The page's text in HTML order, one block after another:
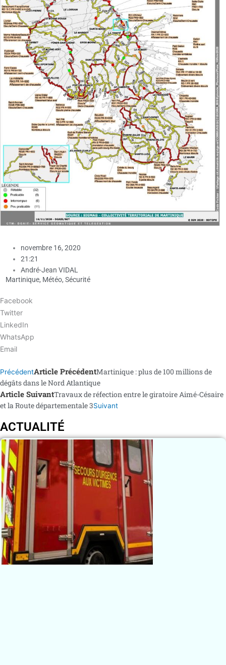
novembre 16, 2020
21:21
André-Jean VIDAL
Martinique, Météo, Sécurité
Facebook
Twitter
LinkedIn
WhatsApp
Email
PrécédentArticle PrécédentMartinique : plus de 100 millions de
dégâts dans le Nord Atlantique
Article SuivantTravaux de réfection entre le giratoire Aimé-Césaire
et la Route départementale 3Suivant
ACTUALITÉ